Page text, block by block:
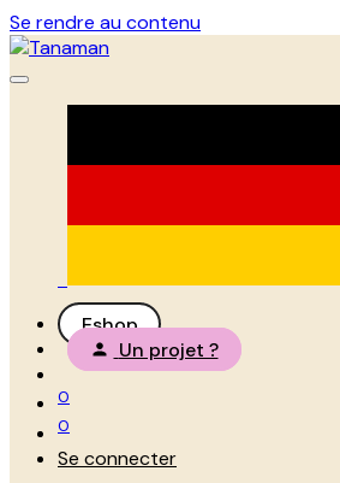
Se rendre au contenu
Eshop
Un projet ?
0
0
Se connecter